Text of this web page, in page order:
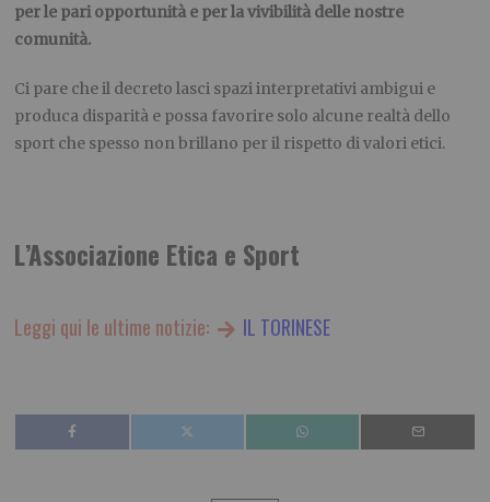
per le pari opportunità e per la vivibilità delle nostre
comunità.
Ci pare che il decreto lasci spazi interpretativi ambigui e
produca disparità e possa favorire solo alcune realtà dello
sport che spesso non brillano per il rispetto di valori etici.
L’Associazione Etica e Sport
Leggi qui le ultime notizie: IL TORINESE